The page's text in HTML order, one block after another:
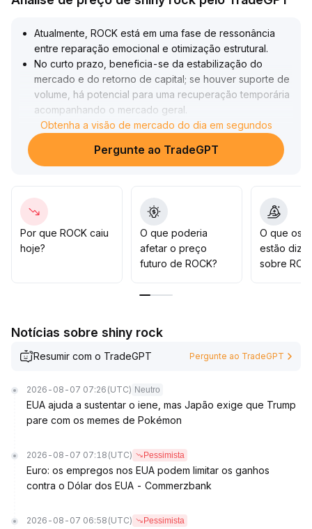
Atualmente, ROCK está em uma fase de ressonância
entre reparação emocional e otimização estrutural.
No curto prazo, beneficia-se da estabilização do
mercado e do retorno de capital; se houver suporte de
volume, há potencial para uma recuperação temporária
acompanhando o mercado geral
No médio e longo prazo, o mercado à vista lidera e o
ambiente de expansão moderada da alavancagem
reduz efetivamente o risco sistêmico, estabelecendo
(referência quantitativa: curto prazo US$2,10-
US$2,30) e, no médio e longo prazo, realizar entradas
escalonadas nos principais suportes (US$1,70-
US$1,85) para priorizar oportunidades estruturais.
Obtenha a visão de mercado do dia em segundos
Pergunte ao TradeGPT
Por que ROCK caiu
hoje?
O que poderia
afetar o preço
futuro de ROCK?
O que os
estão
sobre
Notícias sobre shiny rock
Resumir com o TradeGPT Pergunte ao TradeGPT
2026-08-07 07:26 (UTC) Neutro
EUA ajuda a sustentar o iene, mas Japão exige que Trump
pare com os memes de Pokémon
2026-08-07 07:18 (UTC) Pessimista
Euro: os empregos nos EUA podem limitar os ganhos
contra o Dólar dos EUA - Commerzbank
2026-08-07 06:58 (UTC) Pessimista